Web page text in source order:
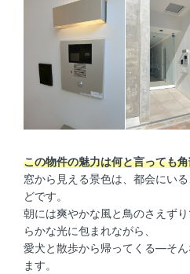
この物件の魅力は何と言っても
窓から見える景色は、都会にい
どです。
朝には爽やかな風と鳥のさえず
らかな光に包まれながら、
愛犬と散歩から帰ってくる―そ
ます。